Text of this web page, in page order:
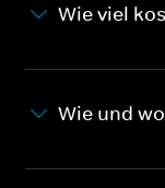
Wie viel
Wie und